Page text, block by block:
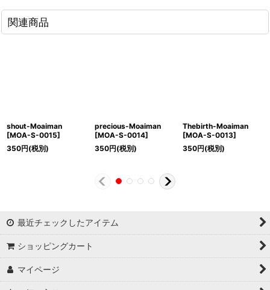
関連商品
shout-Moaiman
[MOA-S-0015]
350円(税別)
precious-Moaiman
[MOA-S-0014]
350円(税別)
Thebirth-Moaiman
[MOA-S-0013]
350円(税別)
最近チェックしたアイテム
ショッピングカート
マイページ